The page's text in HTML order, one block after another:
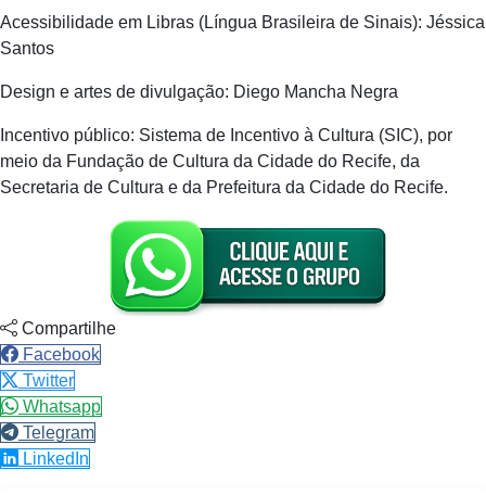
Acessibilidade em Libras (Língua Brasileira de Sinais): Jéssica
Santos
Design e artes de divulgação: Diego Mancha Negra
Incentivo público: Sistema de Incentivo à Cultura (SIC), por
meio da Fundação de Cultura da Cidade do Recife, da
Secretaria de Cultura e da Prefeitura da Cidade do Recife.
Compartilhe
Facebook
Twitter
Whatsapp
Telegram
LinkedIn